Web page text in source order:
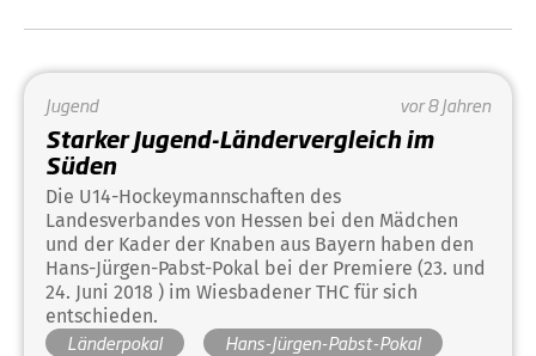
Jugend vor 8 Jahren
Starker Jugend-Ländervergleich im
Süden
Die U14-Hockeymannschaften des
Landesverbandes von Hessen bei den Mädchen
und der Kader der Knaben aus Bayern haben den
Hans-Jürgen-Pabst-Pokal bei der Premiere (23. und
24. Juni 2018 ) im Wiesbadener THC für sich
entschieden.
Länderpokal
Hans-Jürgen-Pabst-Pokal